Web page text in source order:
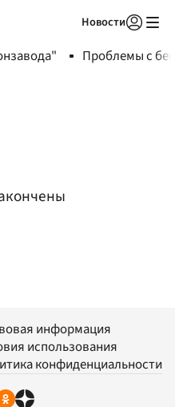
Новости
Проблемы с
информация
использования
конфиденциальности